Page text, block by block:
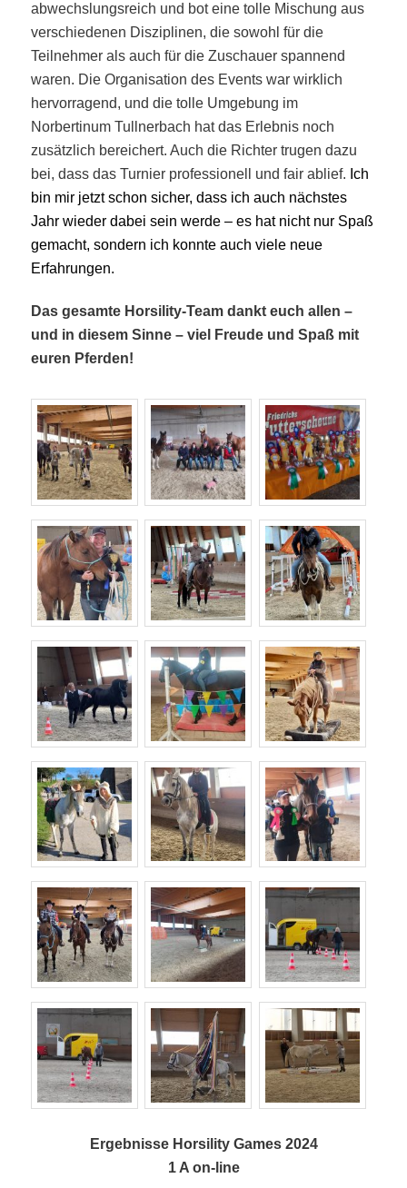
abwechslungsreich und bot eine tolle Mischung aus
verschiedenen Disziplinen, die sowohl für die
Teilnehmer als auch für die Zuschauer spannend
waren. Die Organisation des Events war wirklich
hervorragend, und die tolle Umgebung im
Norbertinum Tullnerbach hat das Erlebnis noch
zusätzlich bereichert. Auch die Richter trugen dazu
bei, dass das Turnier professionell und fair ablief. Ich
bin mir jetzt schon sicher, dass ich auch nächstes
Jahr wieder dabei sein werde – es hat nicht nur Spaß
gemacht, sondern ich konnte auch viele neue
Erfahrungen.
Das gesamte Horsility-Team dankt euch allen –
und in diesem Sinne – viel Freude und Spaß mit
euren Pferden!
Ergebnisse Horsility Games 2024
1 A on-line